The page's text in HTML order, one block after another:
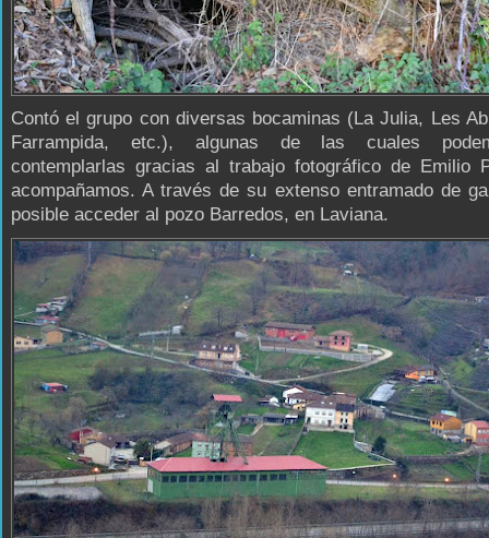
Contó el grupo con diversas bocaminas (La Julia, Les
Farrampida, etc.), algunas de las cuales
contemplarlas gracias al trabajo fotográfico de Emilio
acompañamos. A través de su extenso entramado de
posible acceder al pozo Barredos, en Laviana.